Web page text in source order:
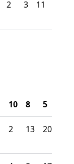
2 3 11
10 8 5
2 13 20